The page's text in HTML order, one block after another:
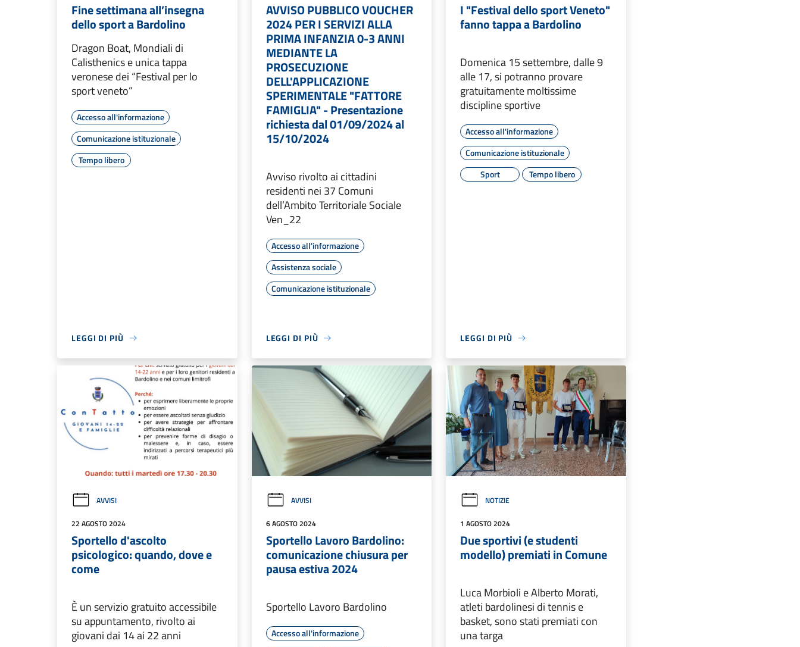
Fine settimana all’insegna
dello sport a Bardolino
Dragon Boat, Mondiali di
Calisthenics e unica tappa
veronese dei “Festival per lo
sport veneto”
Accesso all'informazione
Comunicazione istituzionale
Tempo libero
LEGGI DI PIÙ
AVVISO PUBBLICO VOUCHER
2024 PER I SERVIZI ALLA
PRIMA INFANZIA 0-3 ANNI
MEDIANTE LA
PROSECUZIONE
DELL'APPLICAZIONE
SPERIMENTALE "FATTORE
FAMIGLIA" - Presentazione
richiesta dal 01/09/2024 al
15/10/2024
Avviso rivolto ai cittadini
residenti nei 37 Comuni
dell’Ambito Territoriale Sociale
Ven_22
Accesso all'informazione
Assistenza sociale
Comunicazione istituzionale
LEGGI DI PIÙ
I "Festival dello sport Veneto"
fanno tappa a Bardolino
Domenica 15 settembre, dalle 9
alle 17, si potranno provare
gratuitamente moltissime
discipline sportive
Accesso all'informazione
Comunicazione istituzionale
Sport
Tempo libero
LEGGI DI PIÙ
AVVISI
22 AGOSTO 2024
Sportello d'ascolto
psicologico: quando, dove e
come
È un servizio gratuito accessibile
su appuntamento, rivolto ai
giovani dai 14 ai 22 anni
AVVISI
6 AGOSTO 2024
Sportello Lavoro Bardolino:
comunicazione chiusura per
pausa estiva 2024
Sportello Lavoro Bardolino
Accesso all'informazione
NOTIZIE
1 AGOSTO 2024
Due sportivi (e studenti
modello) premiati in Comune
Luca Morbioli e Alberto Morati,
atleti bardolinesi di tennis e
basket, sono stati premiati con
una targa